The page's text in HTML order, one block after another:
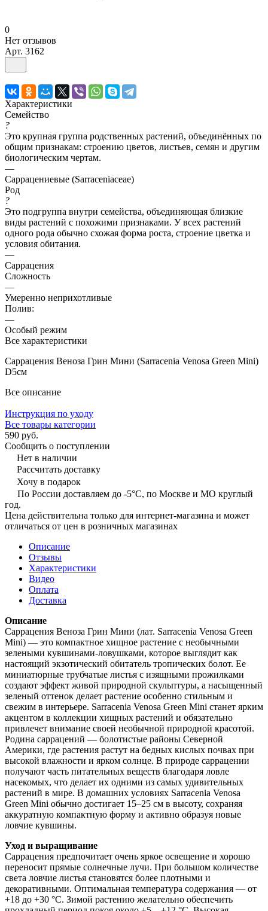
0
Нет отзывов
Арт. 3162
Характеристики
Семейство
?
Это крупная группа родственных растений, объединённых по
общим признакам: строению цветов, листьев, семян и другим
биологическим чертам.
—
Саррацениевые (Sarraceniaceae)
Род
?
Это подгруппа внутри семейства, объединяющая близкие
виды растений с похожими признаками. У всех растений
одного рода обычно схожая форма роста, строение цветка и
условия обитания.
—
Саррацения
Сложность
—
Умеренно неприхотливые
Полив:
—
Особый режим
Все характеристики
Саррацения Веноза Грин Мини (Sarracenia Venosa Green Mini)
D5см
Все описание
Инструкция по уходу
Все товары категории
590 руб.
Сообщить о поступлении
Нет в наличии
Рассчитать доставку
Хочу в подарок
По России доставляем до -5°C, по Москве и МО круглый
год.
Цена действительна только для интернет-магазина и может
отличаться от цен в розничных магазинах
Описание
Отзывы
Характеристики
Видео
Оплата
Доставка
Описание
Саррацения Веноза Грин Мини (лат. Sarracenia Venosa Green
Mini) — это компактное хищное растение с необычными
зелеными кувшинами-ловушками, которое выглядит как
настоящий экзотический обитатель тропических болот. Ее
миниатюрные трубчатые листья с изящными прожилками
создают эффект живой природной скульптуры, а насыщенный
зеленый оттенок делает растение особенно стильным и
свежим в интерьере. Sarracenia Venosa Green Mini станет ярким
акцентом в коллекции хищных растений и обязательно
привлечет внимание своей необычной природной красотой.
Родина саррацений — болотистые районы Северной
Америки, где растения растут на бедных кислых почвах при
высокой влажности и ярком солнце. В природе саррацении
получают часть питательных веществ благодаря ловле
насекомых, что делает их одними из самых удивительных
растений в мире. В домашних условиях Sarracenia Venosa
Green Mini обычно достигает 15–25 см в высоту, сохраняя
аккуратную компактную форму и активно образуя новые
ловчие кувшины.
Уход и выращивание
Саррацения предпочитает очень яркое освещение и хорошо
переносит прямые солнечные лучи. При большом количестве
света ловчие листья становятся более плотными и
декоративными. Оптимальная температура содержания — от
+18 до +30 °C. Зимой растению желательно обеспечить